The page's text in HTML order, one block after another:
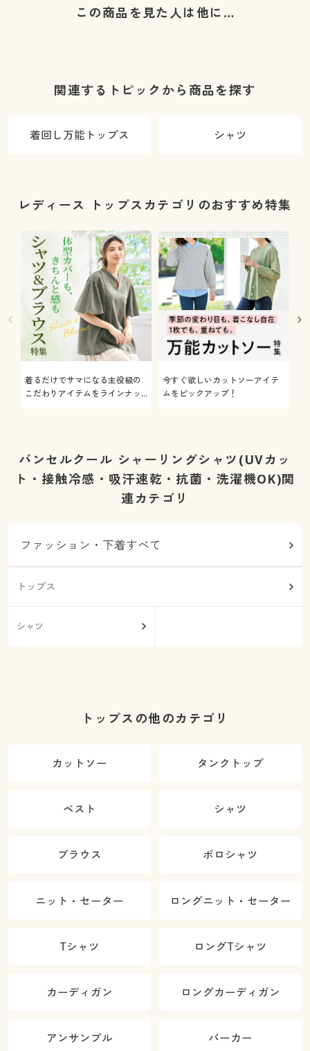
この商品を見た人は他に…
関連するトピックから商品を探す
着回し万能トップス シャツ
レディース トップスカテゴリのおすすめ特集
着るだけでサマになる主役級の
こだわりアイテムをラインナッ
今すぐ欲しいカットソーアイテ
ムをピックアップ！
バンセルクール シャーリングシャツ(UVカッ
ト・接触冷感・吸汗速乾・抗菌・洗濯機OK)関
連カテゴリ
ファッション・下着すべて
トップス
シャツ
トップスの他のカテゴリ
カットソー タンクトップ
ベスト シャツ
ブラウス ポロシャツ
ニット・セーター ロングニット・セーター
Tシャツ ロングTシャツ
カーディガン ロングカーディガン
アンサンブル パーカー